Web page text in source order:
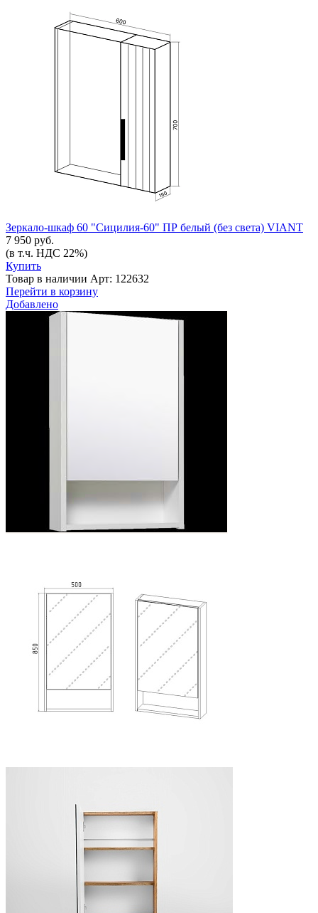
Зеркало-шкаф 60 "Сицилия-60" ПР белый (без света) VIANT
7 950 руб.
(в т.ч. НДС 22%)
Купить
Товар в наличии Арт: 122632
Перейти в корзину
Добавлено